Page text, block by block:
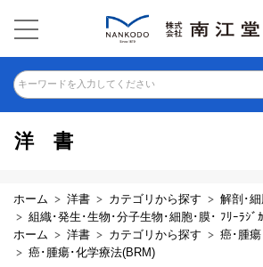
キーワードを入力してください
洋書
ホーム 洋書 カテゴリから探す
解剖･
組織･発生･生物･分子生物･細胞･膜･ ﾌﾘｰﾗｼﾞ
ホーム
洋書 カテゴリから探す
癌･腫瘍
癌･腫瘍･化学療法(BRM)